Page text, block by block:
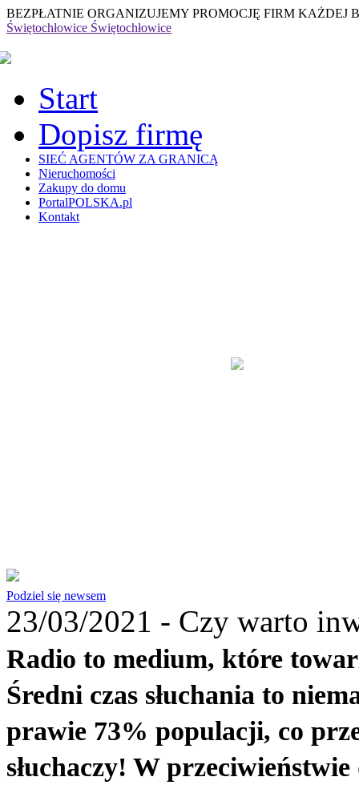
BEZPŁATNIE ORGANIZUJEMY PROMOCJĘ FIRM KAŻDEJ
Świętochłowice Świętochłowice
Start
Dopisz firmę
SIEĆ AGENTÓW ZA GRANICĄ
Nieruchomości
Zakupy do domu
PortalPOLSKA.pl
Kontakt
Podziel się newsem
23/03/2021 - Czy warto
Radio to medium, które
Średni czas słuchania to
prawie 73% populacji, co
słuchaczy! W